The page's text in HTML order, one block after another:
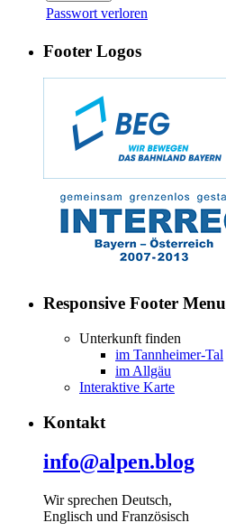
Passwort verloren
Footer Logos
Responsive Footer Menu
Unterkunft finden
im Tannheimer-Tal
im Allgäu
Interaktive Karte
Kontakt
info@alpen.blog
Wir sprechen Deutsch,
Englisch und Französisch